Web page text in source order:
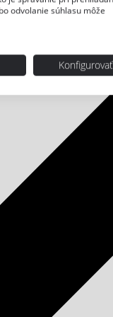
odvolanie súhlasu môže
Konfigurovať